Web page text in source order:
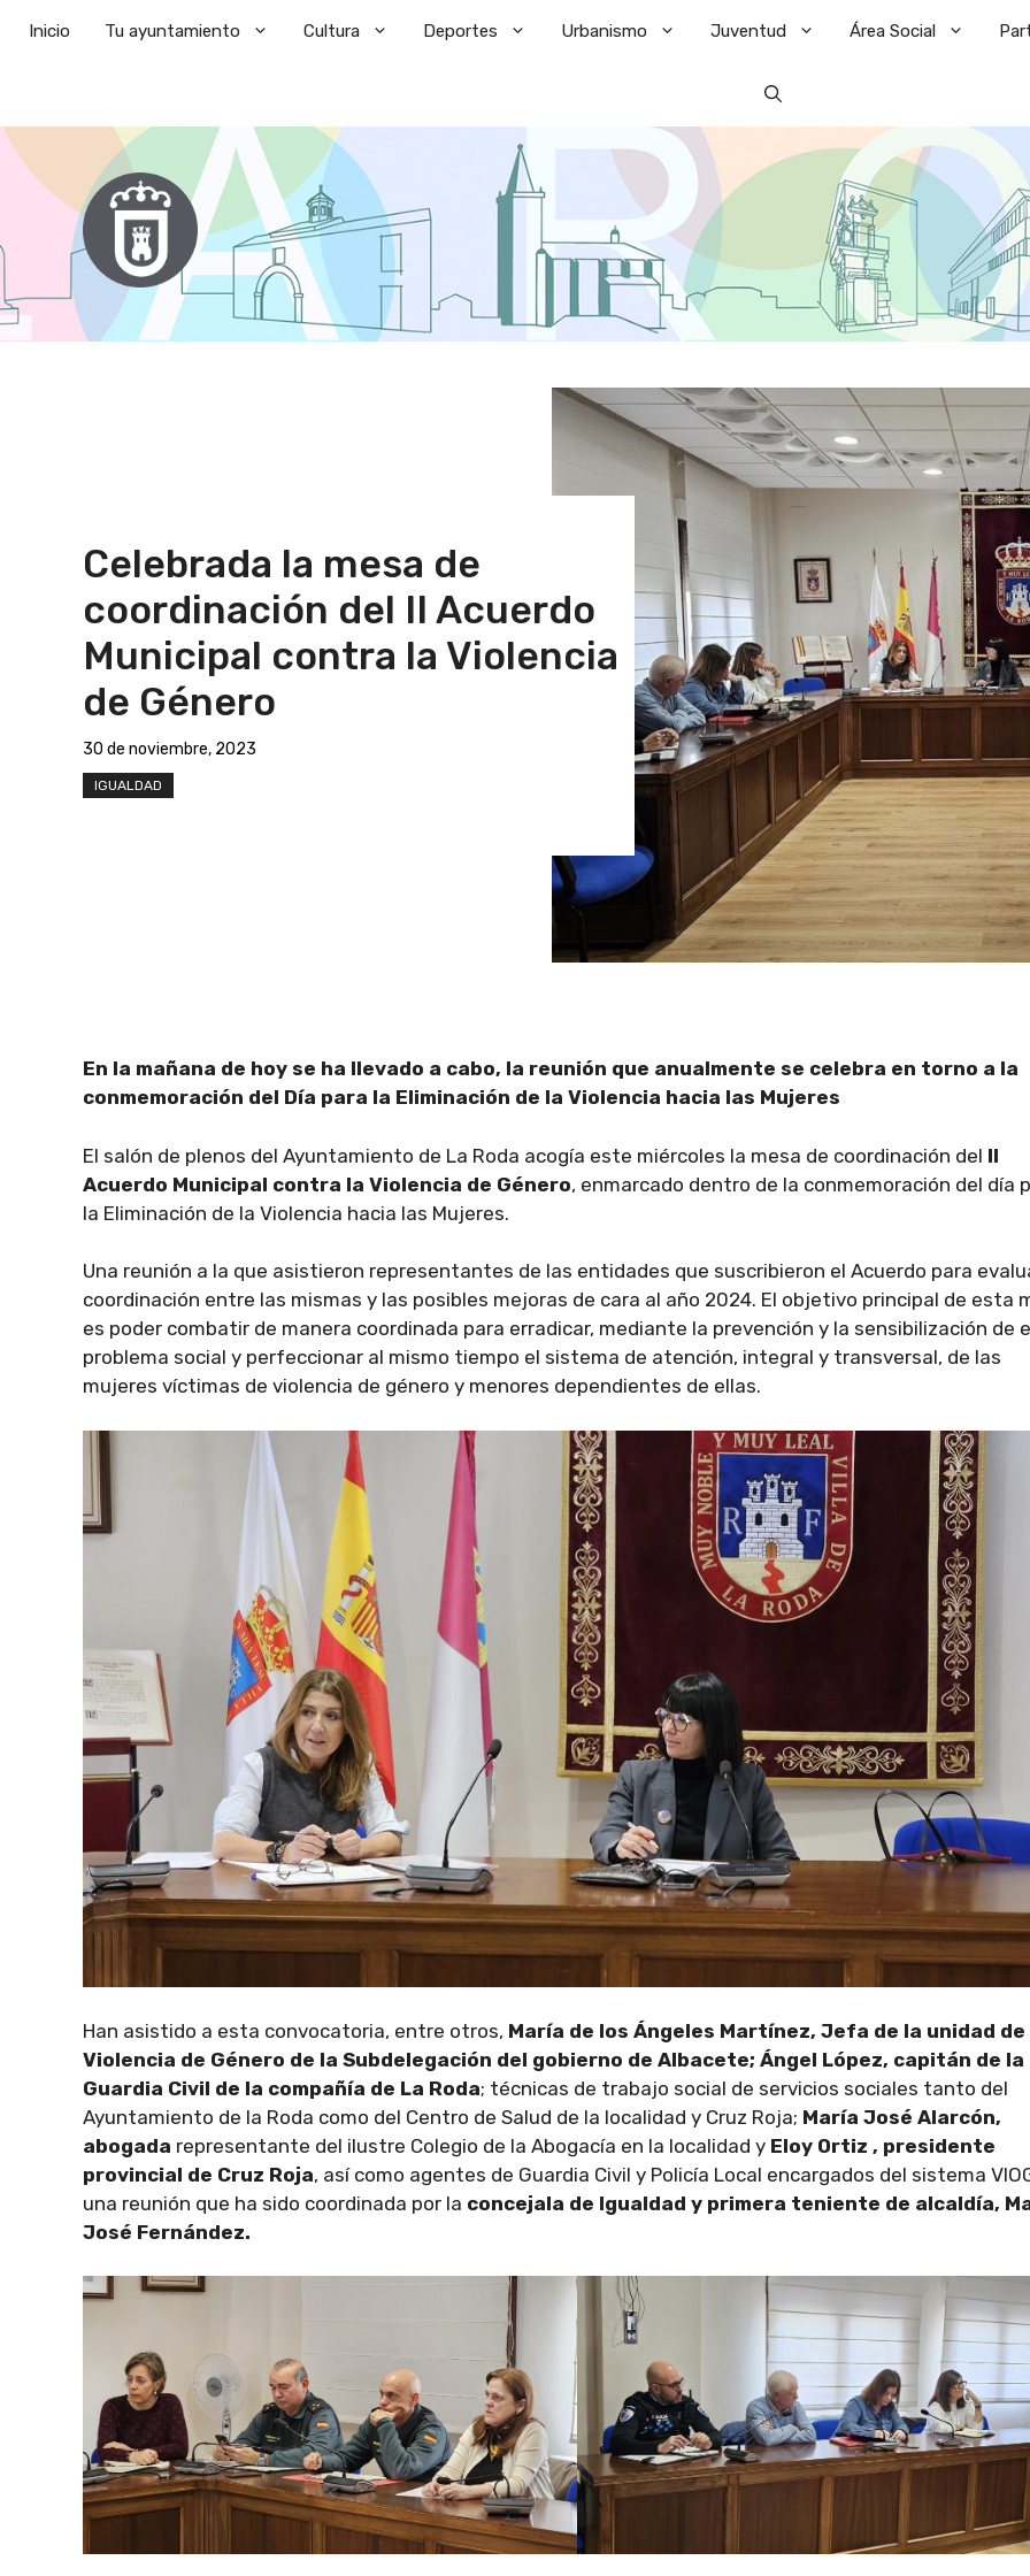
Inicio Tu ayuntamiento Cultura Deportes Urbanismo Juventud Área Social
Celebrada la mesa de
coordinación del II Acuerdo
Municipal contra la Violencia
de Género
30 de noviembre, 2023
IGUALDAD
En la mañana de hoy se ha llevado a cabo, la reunión que anualmente se celebra en torno a la
conmemoración del Día para la Eliminación de la Violencia hacia las Mujeres
El salón de plenos del Ayuntamiento de La Roda acogía este miércoles la mesa de coordinación del II
Acuerdo Municipal contra la Violencia de Género, enmarcado dentro de la conmemoración del día
la Eliminación de la Violencia hacia las Mujeres.
Una reunión a la que asistieron representantes de las entidades que suscribieron el Acuerdo para
coordinación entre las mismas y las posibles mejoras de cara al año 2024. El objetivo principal de esta
es poder combatir de manera coordinada para erradicar, mediante la prevención y la sensibilización de
problema social y perfeccionar al mismo tiempo el sistema de atención, integral y transversal, de las
mujeres víctimas de violencia de género y menores dependientes de ellas.
Han asistido a esta convocatoria, entre otros, María de los Ángeles Martínez, Jefa de la unidad de
Violencia de Género de la Subdelegación del gobierno de Albacete; Ángel López, capitán de la
Guardia Civil de la compañía de La Roda; técnicas de trabajo social de servicios sociales tanto del
Ayuntamiento de la Roda como del Centro de Salud de la localidad y Cruz Roja; María José Alarcón,
abogada representante del ilustre Colegio de la Abogacía en la localidad y Eloy Ortiz , presidente
provincial de Cruz Roja, así como agentes de Guardia Civil y Policía Local encargados del sistema
una reunión que ha sido coordinada por la concejala de Igualdad y primera teniente de alcaldía,
José Fernández.